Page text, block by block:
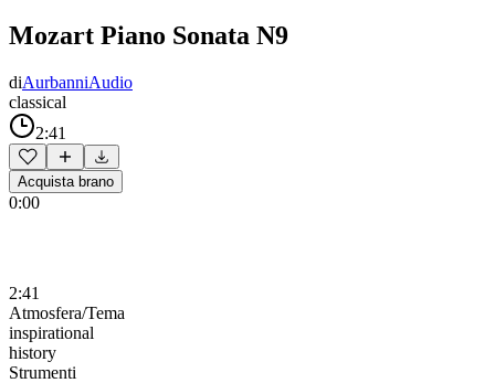
Mozart Piano Sonata N9
diAurbanniAudio
classical
2:41
Acquista brano
0:00
2:41
Atmosfera/Tema
inspirational
history
Strumenti